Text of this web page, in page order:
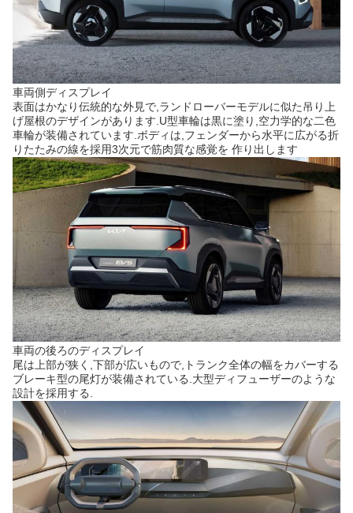
車両側ディスプレイ
表面はかなり伝統的な外見で,ランドローバーモデルに似た吊り上
げ屋根のデザインがあります.U型車輪は黒に塗り,空力学的な二色
車輪が装備されています.ボディは,フェンダーから水平に広がる折
りたたみの線を採用3次元で筋肉質な感覚を 作り出します
車両の後ろのディスプレイ
尾は上部が狭く,下部が広いもので,トランク全体の幅をカバーする
ブレーキ型の尾灯が装備されている.大型ディフューザーのような
設計を採用する.